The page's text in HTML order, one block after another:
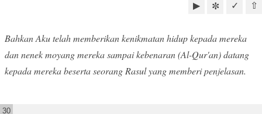
⇧
✓
✼
▶
Bahkan Aku telah memberikan kenikmatan hidup kepada mereka
dan nenek moyang mereka sampai kebenaran (Al-Qur'an) datang
kepada mereka beserta seorang Rasul yang memberi penjelasan.
30